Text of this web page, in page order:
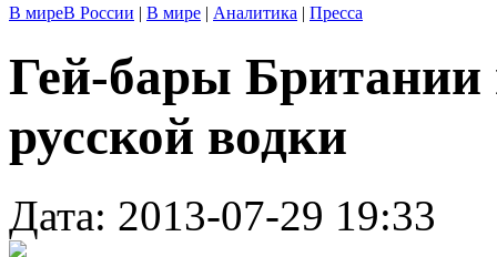
В миреВ России | В мире | Аналитика | Пресса
Гей-бары Британии
русской водки
Дата: 2013-07-29 19:33